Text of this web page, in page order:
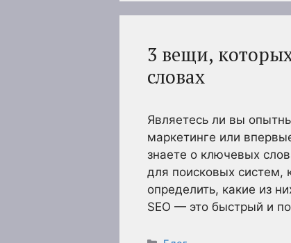
3 вещи,
словах
Являетесь ли вы
маркетинге или
знаете о ключевых
для поисковых систем,
определить, какие из
SEO — это быстрый и